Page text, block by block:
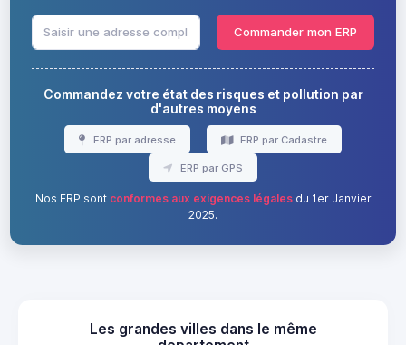
Commander mon ERP
Commandez votre état des risques et pollution par
d'autres moyens
ERP par adresse ERP par Cadastre
ERP par GPS
Nos ERP sont conformes aux exigences légalesdu 1er Janvier
2025.
Les grandes villes dans le même